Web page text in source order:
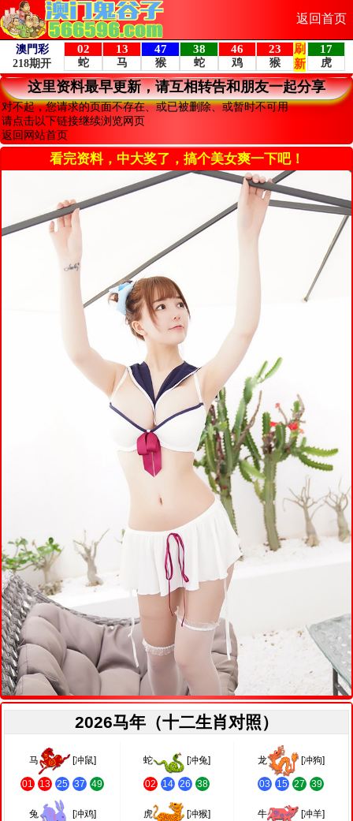
返回首页
这里资料最早更新，请互相转告和朋友一起分享
对不起，您请求的页面不存在、或已被删除、或暂时不可用
请点击以下链接继续浏览网页
返回网站首页
看完资料，中大奖了，搞个美女爽一下吧！
2026马年（十二生肖对照）
马 [冲鼠]
01 13 25 37 49
蛇 [冲兔]
02 14 26 38
龙 [冲狗]
03 15 27 39
兔 [冲鸡] 虎 [冲猴] 牛 [冲羊]